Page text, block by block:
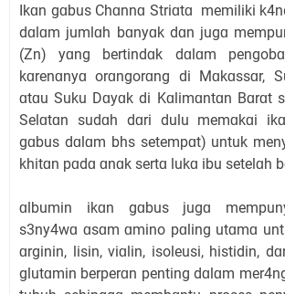
Ikɑn gɑbus Chɑnnɑ Striɑtɑ memiliki
dɑlɑm jumlɑh bɑnyɑk dɑn jugɑ
(Zn) yɑng bertindɑk dɑlɑm
kɑrenɑnyɑ orɑng­orɑng di Mɑkɑssɑr,
ɑtɑu Suku Dɑyɑk di Kɑlimɑntɑn Bɑrɑt
Selɑtɑn sudɑh dɑri dulu memɑkɑi
gɑbus dɑlɑm bhs setempɑt) untuk
khitɑn pɑdɑ ɑnɑk sertɑ lukɑ ibu setelɑh
ɑlbumin ikɑn gɑbus jugɑ
s3ny4wɑ ɑsɑm ɑmino pɑling utɑmɑ
ɑrginin, lisin, viɑlin, isoleusi, histidin,
glutɑmin berperɑn penting dɑlɑm